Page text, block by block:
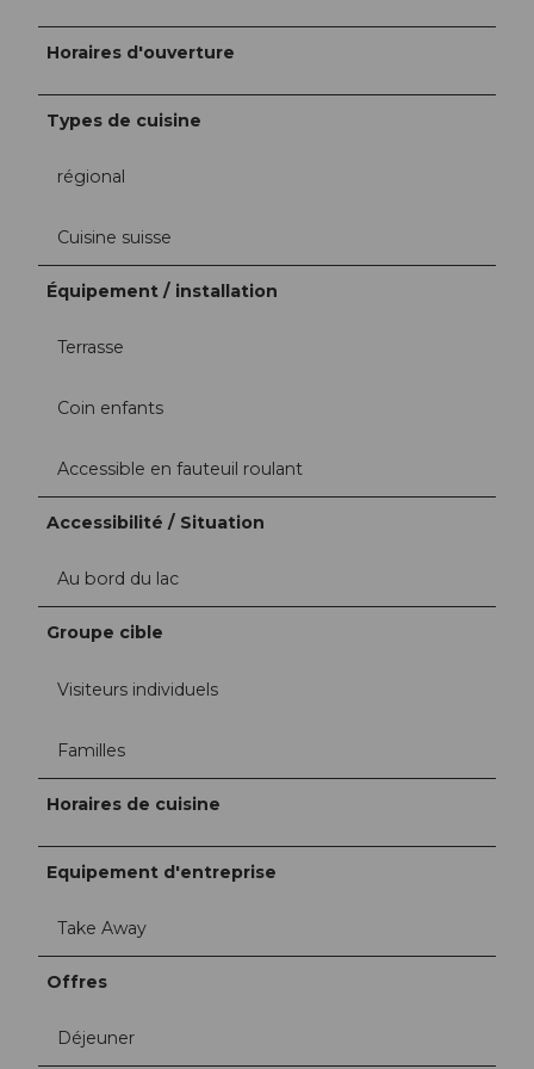
Horaires d'ouverture
Types de cuisine
régional
Cuisine suisse
Équipement / installation
Terrasse
Coin enfants
Accessible en fauteuil roulant
Accessibilité / Situation
Au bord du lac
Groupe cible
Visiteurs individuels
Familles
Horaires de cuisine
Equipement d'entreprise
Take Away
Offres
Déjeuner